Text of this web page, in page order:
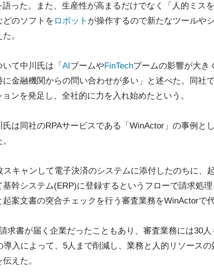
語った。また、生産性が高まるだけでなく「人的ミス
どのソフトを ロボット が操作するので新たなツールや
。
て中川氏は「 AIブームやFinTechブームの影響が大き
に金融機関からの問い合わせが多い」と述べた。同社
ンを発足し、全社的に力を入れ始めたという。
氏は同社のRPAサービスである「WinActor」の事例と
スキャンして電子決済のシステムに添付したのちに、
基幹システム(ERP)に登録するというフローで請求処
起案文書の突合チェックを行う審査業務をWinActorで
請求書が届く企業だったこともあり、審査業務には30
導入によって、5人まで削減し、業務と人的リソース
えた。